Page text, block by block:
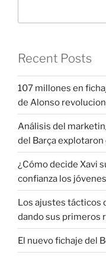
Recent Posts
107 millones en
de Alonso
Análisis del
del Barça
¿Cómo decide Xavi
confianza los
Los ajustes tácticos
dando sus primeros
El nuevo fichaje del